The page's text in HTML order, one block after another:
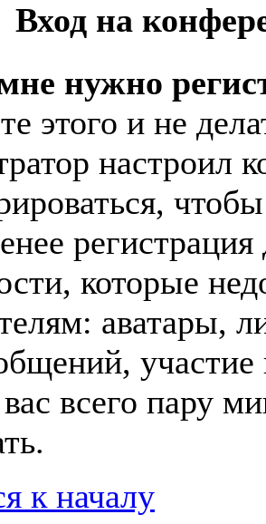
Вход на
нужно
этого и не
которые
аватары,
участие
всего пару
к началу